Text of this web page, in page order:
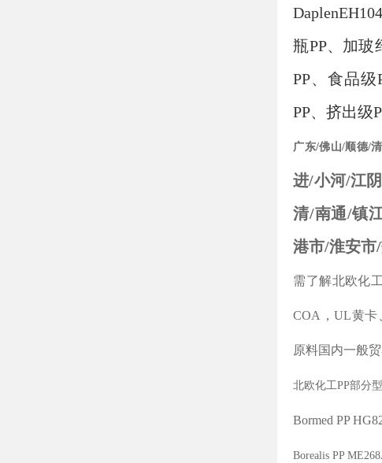
瓶PP、加玻
PP、食品级
PP、挤出级
广东/佛山/顺德/
进/小河/江
清/南通/镇
港市/淮安市
需了解北欧化工
COA ，UL黄卡
原料国内一般
北欧化工PP部分
Bormed PP
Borealis PP